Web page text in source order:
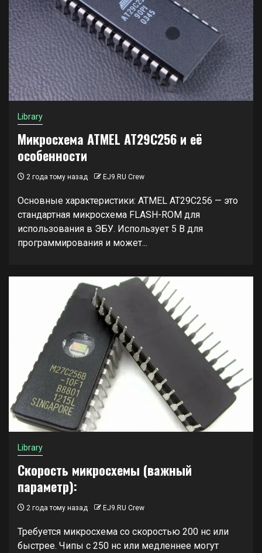
Library
Микросхема ATMEL AT29C256 и её
особенности
2 года тому назад EJ9.RU Crew
Основные характеристики: ATMEL AT29C256 — это
стандартная микросхема FLASH-ROM для
использования в ЭБУ. Использует 5 В для
программирования и может...
Library
Скорость микросхемы (важный
параметр):
2 года тому назад EJ9.RU Crew
Требуется микросхема со скоростью 200 нс или
быстрее. Чипы с 250 нс или медленнее могут